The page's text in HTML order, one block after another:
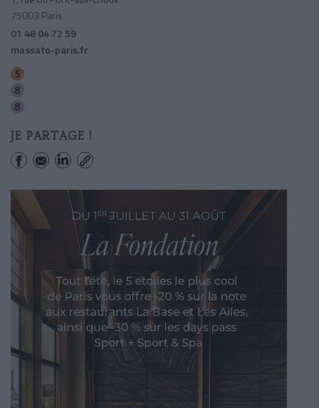
75003 Paris
01 48 04 72 59
massato-paris.fr
JE PARTAGE !